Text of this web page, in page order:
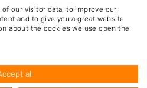
of our visitor data, to improve our
and to give you a great website
about the cookies we use open the
all